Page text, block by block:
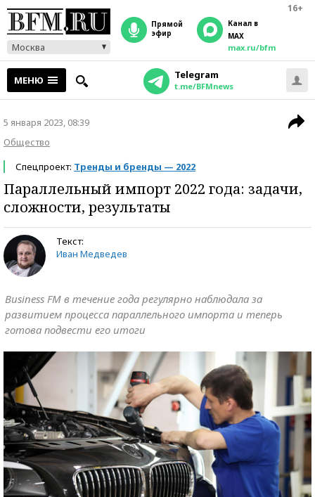
16+
Москва
прямой
эфир
Канал в
MAX
max.ru/bfm
МЕНЮ Telegram
t.me/BFMnews
5 января 2023, 08:39
Общество
Спецпроект: Тренды и бренды — 2022
Параллельный импорт 2022 года: задачи,
сложности, результаты
Текст:
Иван Медведев
Business FM в течение года регулярно наблюдала за
развитием процесса параллельного импорта и теперь
готова подвести его итоги